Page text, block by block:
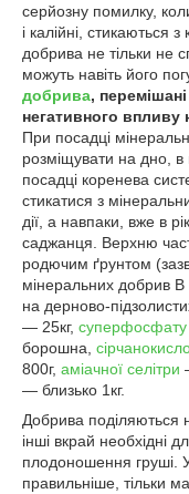
серйозну помилку,
і калійні, стикаються
добрива не тільки не
можуть навіть його
добрива,
негативного впливу
При посадці
розміщувати на дно,
посадці коренева
стикатися з
дії, а навпаки, вже в
саджанця. Верхню
родючим ґрунтом
мінеральних добрив
на дерново-
— 25кг, суперфосфату
борошна,
800г, аміачної селітри
— близько 1кг.
Добрива поділяються
інші вкрай необхідні
плодоношення груші.
правильніше, тільки